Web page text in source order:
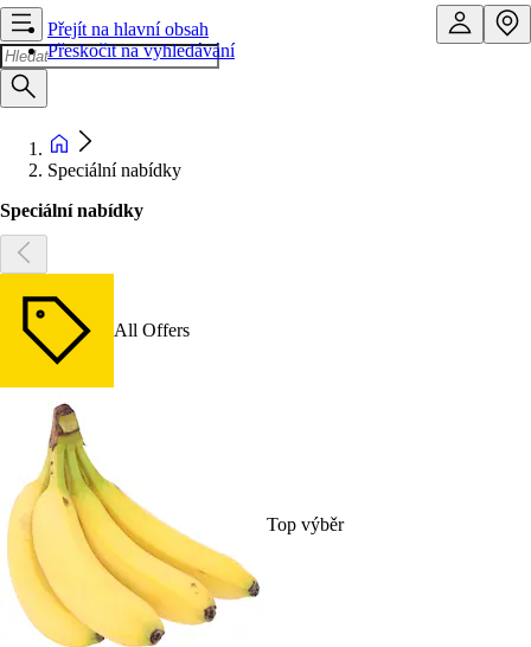
Přejít na hlavní obsah
Přeskočit na vyhledávání
Speciální nabídky
Speciální nabídky
All Offers
Top výběr